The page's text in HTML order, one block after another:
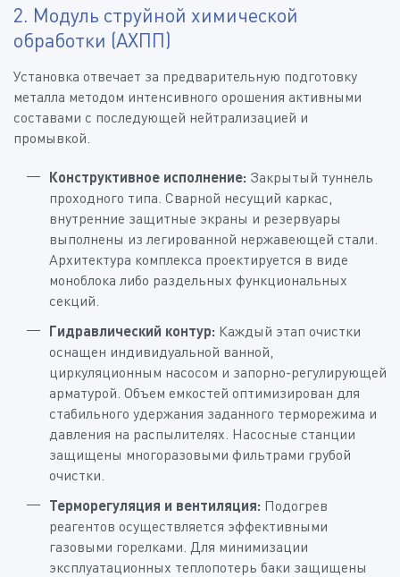
2. Модуль струйной химической
обработки (АХПП)
Установка отвечает за предварительную подготовку
металла методом интенсивного орошения активными
составами с последующей нейтрализацией и
промывкой.
Конструктивное исполнение: Закрытый туннель
проходного типа. Сварной несущий каркас,
внутренние защитные экраны и резервуары
выполнены из легированной нержавеющей стали.
Архитектура комплекса проектируется в виде
моноблока либо раздельных функциональных
секций.
Гидравлический контур: Каждый этап очистки
оснащен индивидуальной ванной,
циркуляционным насосом и запорно-регулирующей
арматурой. Объем емкостей оптимизирован для
стабильного удержания заданного терморежима и
давления на распылителях. Насосные станции
защищены многоразовыми фильтрами грубой
очистки.
Терморегуляция и вентиляция: Подогрев
реагентов осуществляется эффективными
газовыми горелками. Для минимизации
эксплуатационных теплопотерь баки защищены